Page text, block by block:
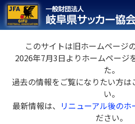
このサイトは旧ホームページ
2026年7月3日よりホームページ
た。
過去の情報をご覧になりたい方は
い。
最新情報は、 リニューアル後のホ
ださい。